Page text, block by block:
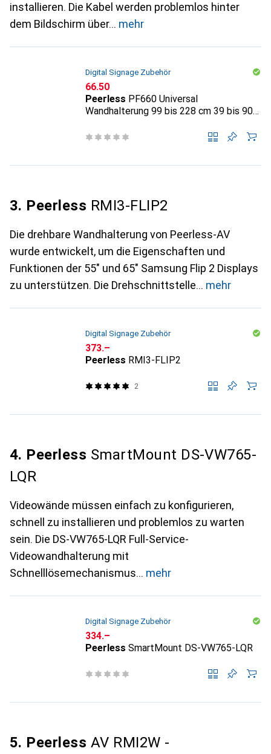
installieren. Die Kabel werden problemlos hinter
dem Bildschirm über
mehr
Digital Signage Zubehör
CHF
66.50
Peerless PF660 Universal
Wandhalterung 99 bis 228 cm 39 bis 90
3. Peerless RMI3-FLIP2
Die drehbare Wandhalterung von Peerless-AV
wurde entwickelt, um die Eigenschaften und
Funktionen der 55" und 65" Samsung Flip 2 Displays
zu unterstützen. Die Drehschnittstelle
mehr
Digital Signage Zubehör
CHF
373.–
Peerless RMI3-FLIP2
2
4. Peerless SmartMount DS-VW765-
LQR
Videowände müssen einfach zu konfigurieren,
schnell zu installieren und problemlos zu warten
sein. Die DS-VW765-LQR Full-Service-
Videowandhalterung mit
Schnelllösemechanismus
mehr
Digital Signage Zubehör
CHF
334.–
Peerless SmartMount DS-VW765-LQR
5. Peerless AV RMI2W -